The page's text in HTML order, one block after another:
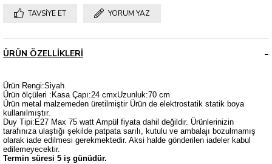
TAVSIYE ET YORUM YAZ
ÜRÜN ÖZELLIKLERI
Ürün Rengi:Siyah
Ürün ölçüleri :Kasa Çapı:24 cmxUzunluk:70 cm
Ürün metal malzemeden üretilmiştir Ürün de elektrostatik statik boya
kullanılmıştır.
Duy Tipi:E27 Max 75 watt Ampül fiyata dahil değildir. Ürünlerinizin
tarafınıza ulaştığı şekilde patpata sarılı, kutulu ve ambalajı bozulmamış
olarak iade edilmesi gerekmektedir. Aksi halde gönderilen iadeler kabul
edilemeyecektir.
Termin süresi 5 iş günüdür.